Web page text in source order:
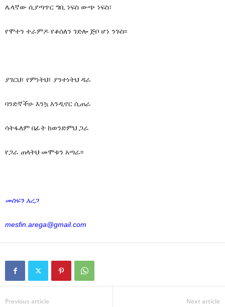
ሌላኛው ሲያጣጥር ግቢ ነፍስ ውጭ ነፍስ፣
የሞተን ተራምዶ የቆሰለን ገድሎ ጅቦ ሆነ ንጉስ፡፡
ያገርህ፣ የምነትህ፣ ያንተነትህ ዳራ
ባንድኛችሁ እንኳ እንዲኖር ሲጠራ
ሳትፋለም በፊት ከወንድምህ ጋራ
የጋራ ጠላትህ መሞቱን አጣራ፡፡
መስፍን አረጋ
mesfin.arega@gmail.com
Previous article Next article